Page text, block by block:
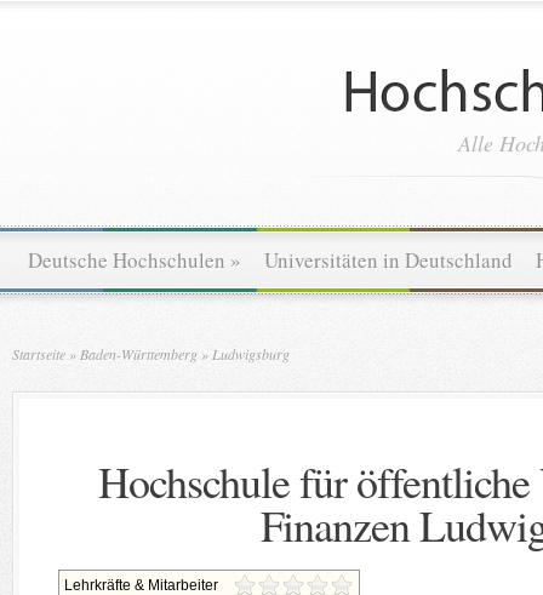
Alle
Deutsche Hochschulen » Universitäten in Deutschland
Startseite » Baden-Württemberg » Ludwigsburg
Hochschule für
Finanzen
Lehrkräfte & Mitarbeiter